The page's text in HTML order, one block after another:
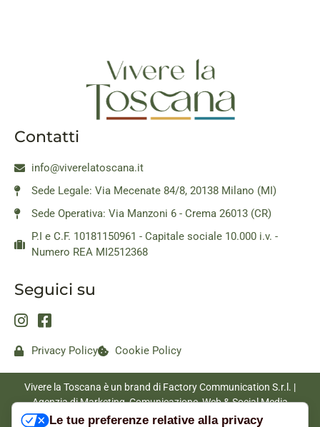
Contatti
info@viverelatoscana.it
Sede Legale: Via Mecenate 84/8, 20138 Milano (MI)
Sede Operativa: Via Manzoni 6 - Crema 26013 (CR)
P.I e C.F. 10181150961 - Capitale sociale 10.000 i.v. -
Numero REA MI2512368
Seguici su
Privacy Policy Cookie Policy
Vivere la Toscana è un brand di Factory Communication S.r.l. |
Agenzia di Marketing, Comunicazione, Web & Social Media
|www.factorycommunication.it
Le tue preferenze relative alla privacy